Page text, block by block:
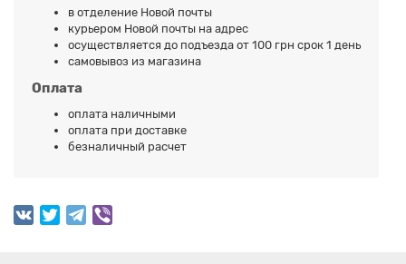
в отделение Новой почты
курьером Новой почты на адрес
осуществляется до подъезда от 100 грн срок 1 день
самовывоз из магазина
Оплата
оплата наличными
оплата при доставке
безналичный расчет